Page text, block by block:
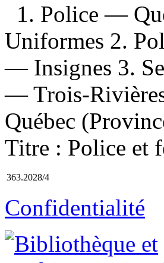
1. Police —
Uniformes 2.
— Insignes 3.
— Trois-
Québec
Titre : Police et
363.2028/4
Confidentialité